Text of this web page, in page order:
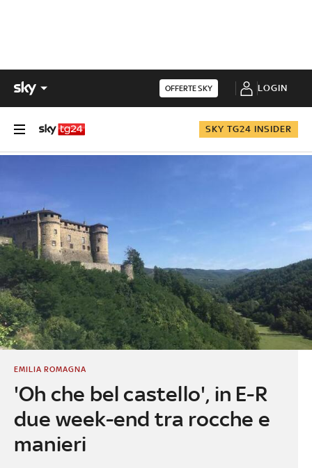
OFFERTE SKY LOGIN
SKY TG24 INSIDER
'Oh che bel castello', in E-R
due week-end tra rocche e
manieri
EMILIA ROMAGNA